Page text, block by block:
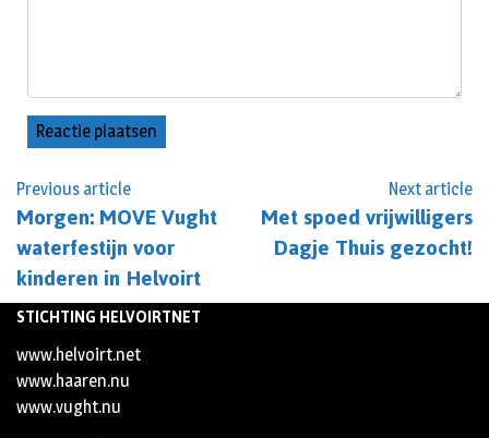
Previous article
Morgen: MOVE Vught
waterfestijn voor
kinderen in Helvoirt
Next article
Met spoed vrijwilligers
Dagje Thuis gezocht!
STICHTING HELVOIRTNET
www.helvoirt.net
www.haaren.nu
www.vught.nu